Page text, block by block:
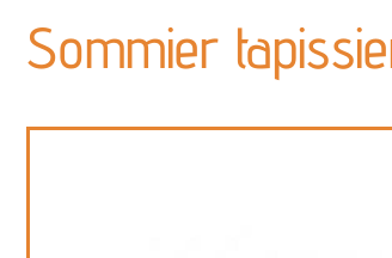
Sommier